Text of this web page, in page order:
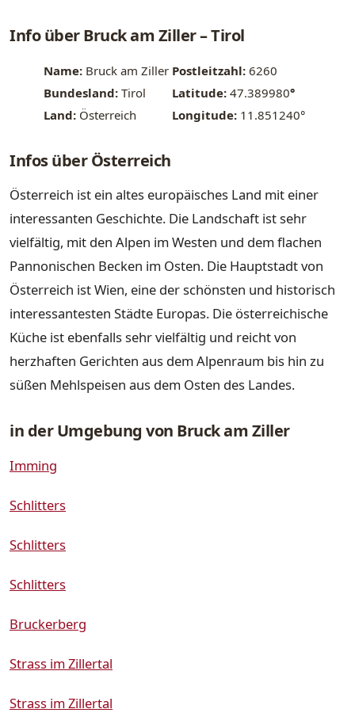
Info über Bruck am Ziller – Tirol
Name: Bruck am Ziller Postleitzahl: 6260
Bundesland: Tirol Latitude: 47.389980°
Land: Österreich Longitude: 11.851240°
Infos über Österreich
Österreich ist ein altes europäisches Land mit einer
interessanten Geschichte. Die Landschaft ist sehr
vielfältig, mit den Alpen im Westen und dem flachen
Pannonischen Becken im Osten. Die Hauptstadt von
Österreich ist Wien, eine der schönsten und historisch
interessantesten Städte Europas. Die österreichische
Küche ist ebenfalls sehr vielfältig und reicht von
herzhaften Gerichten aus dem Alpenraum bis hin zu
süßen Mehlspeisen aus dem Osten des Landes.
in der Umgebung von Bruck am Ziller
Imming
Schlitters
Schlitters
Schlitters
Bruckerberg
Strass im Zillertal
Strass im Zillertal